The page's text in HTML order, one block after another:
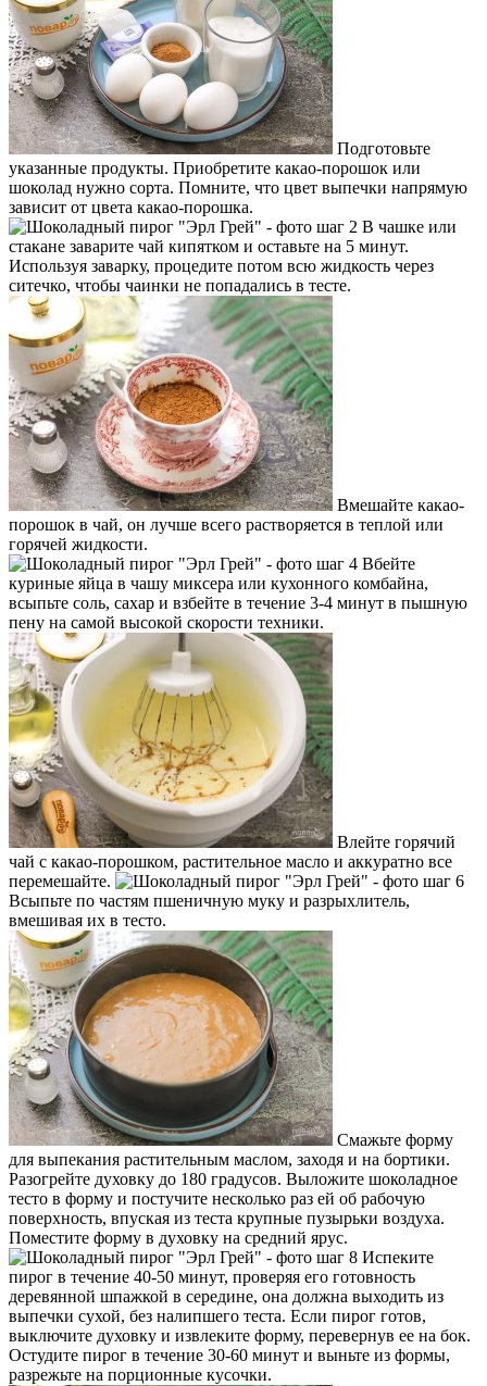
Подготовьте
указанные продукты. Приобретите какао-порошок или
шоколад нужно сорта. Помните, что цвет выпечки напрямую
зависит от цвета какао-порошка.
В чашке или
стакане заварите чай кипятком и оставьте на 5 минут.
Используя заварку, процедите потом всю жидкость через
ситечко, чтобы чаинки не попадались в тесте.
Вмешайте какао-
порошок в чай, он лучше всего растворяется в теплой или
горячей жидкости.
Вбейте
куриные яйца в чашу миксера или кухонного комбайна,
всыпьте соль, сахар и взбейте в течение 3-4 минут в пышную
пену на самой высокой скорости техники.
Влейте горячий
чай с какао-порошком, растительное масло и аккуратно все
перемешайте.
Всыпьте по частям пшеничную муку и разрыхлитель,
вмешивая их в тесто.
Смажьте форму
для выпекания растительным маслом, заходя и на бортики.
Разогрейте духовку до 180 градусов. Выложите шоколадное
тесто в форму и постучите несколько раз ей об рабочую
поверхность, впуская из теста крупные пузырьки воздуха.
Поместите форму в духовку на средний ярус.
Испеките
пирог в течение 40-50 минут, проверяя его готовность
деревянной шпажкой в середине, она должна выходить из
выпечки сухой, без налипшего теста. Если пирог готов,
выключите духовку и извлеките форму, перевернув ее на бок.
Остудите пирог в течение 30-60 минут и выньте из формы,
разрежьте на порционные кусочки.